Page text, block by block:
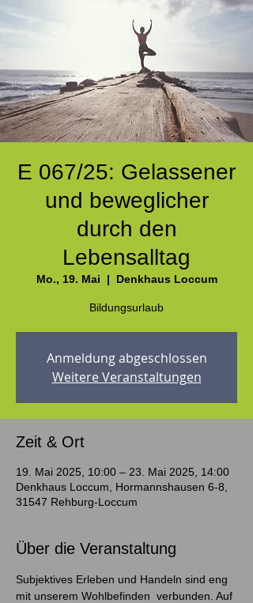
E 067/25: Gelassener
und beweglicher
durch den
Lebensalltag
Mo., 19. Mai
  |
Denkhaus Loccum
Anmeldung abgeschlossen
Weitere Veranstaltungen
Zeit & Ort
19. Mai 2025, 10:00 – 23. Mai 2025, 14:00
Denkhaus Loccum, Hormannshausen 6-8,
31547 Rehburg-Loccum
Über die Veranstaltung
Subjektives Erleben und Handeln sind eng
mit unserem Wohlbefinden  verbunden. Auf